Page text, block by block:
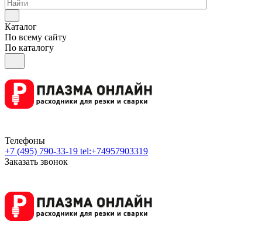
Каталог
По всему сайту
По каталогу
Телефоны
+7 (495) 790-33-19 tel:+74957903319
Заказать звонок